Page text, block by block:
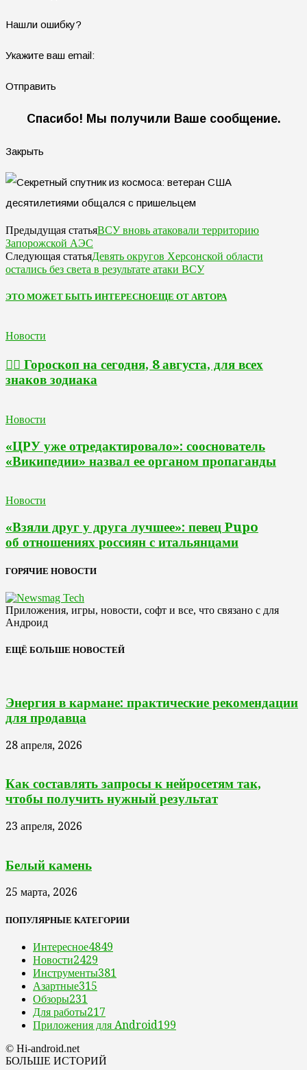
Нашли ошибку?
Укажите ваш email:
Отправить
Спасибо! Мы получили Ваше сообщение.
Закрыть
Предыдущая статьяВСУ вновь атаковали территорию
Запорожской АЭС
Следующая статьяДевять округов Херсонской области
остались без света в результате атаки ВСУ
ЭТО МОЖЕТ БЫТЬ ИНТЕРЕСНОЕЩЕ ОТ АВТОРА
Новости
🧙‍♀ Гороскоп на сегодня, 8 августа, для всех
знаков зодиака
Новости
«ЦРУ уже отредактировало»: сооснователь
«Википедии» назвал ее органом пропаганды
Новости
«Взяли друг у друга лучшее»: певец Pupo
об отношениях россиян с итальянцами
ГОРЯЧИЕ НОВОСТИ
Приложения, игры, новости, софт и все, что связано с для
Андроид
ЕЩЁ БОЛЬШЕ НОВОСТЕЙ
Энергия в кармане: практические рекомендации
для продавца
28 апреля, 2026
Как составлять запросы к нейросетям так,
чтобы получить нужный результат
23 апреля, 2026
Белый камень
25 марта, 2026
ПОПУЛЯРНЫЕ КАТЕГОРИИ
Интересное4849
Новости2429
Инструменты381
Азартные315
Обзоры231
Для работы217
Приложения для Android199
© Hi-android.net
БОЛЬШЕ ИСТОРИЙ